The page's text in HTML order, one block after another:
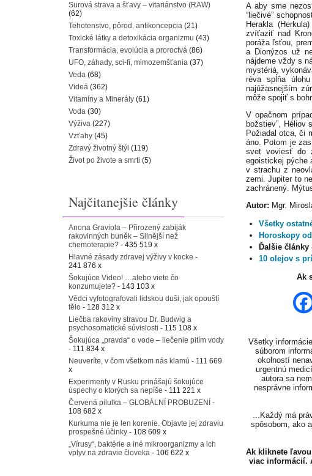
A aby sme
“liečivé”
Herakla
zvíťaziť nad
poráža ľsťou,
a Dionýzos už
nájdeme vždy s
mystériá,
réva spĺňa
najúžasnejším
môže spojiť s
V opačnom
božstiev”, Héliov
Požiadal otca, či
áno. Potom je
svet voviesť do
egoistickej pýche
v strachu z
zemi. Jupiter to
zachránený.
Autor: Mgr.
Všetky
Horoskopy
Ďalšie články
10 olejov s
Ak
Všetky
súborom
okolností
urgentnú
autora sa
nesprávne
...Každý má
spôsobom, ako
Ak kliknete
viac informácií.
Surová strava a šťavy – vitariánstvo (RAW)
(62)
Tehotenstvo, pôrod, antikoncepcia (21)
Toxické látky a detoxikácia organizmu (43)
Transformácia, evolúcia a proroctvá (86)
UFO, záhady, sci-fi, mimozemšťania (37)
Veda (68)
Videá (362)
Vitamíny a Minerály (61)
Voda (30)
Výživa (227)
Vzťahy (45)
Zdravý životný štýl (119)
Život po živote a smrti (5)
Najčitanejšie články
Anona Graviola – Přirozený zabiják
rakovinných buněk – Silnější než
chemoterapie? - 435 519 x
Hlavné zásady zdravej výživy v kocke -
241 876 x
Šokujúce Video! …alebo viete čo
konzumujete? - 143 103 x
Vědci vyfotografovali lidskou duši, jak opouští
tělo - 128 312 x
Liečba rakoviny stravou Dr. Budwig a
psychosomatické súvislosti - 115 108 x
Šokujúca „pravda“ o vode – liečenie pitím vody
- 111 834 x
Neuveríte, v čom všetkom nás klamú - 111 669
x
Experimenty v Rusku prinášajú šokujúce
úspechy o ktorých sa nepíše - 111 221 x
Červená pilulka – GLOBÁLNÍ PROBUZENÍ -
108 682 x
Kurkuma nie je len korenie. Objavte jej zdraviu
prospešné účinky - 108 609 x
„Vírusy“, baktérie a iné mikroorganizmy a ich
vplyv na zdravie človeka - 106 622 x